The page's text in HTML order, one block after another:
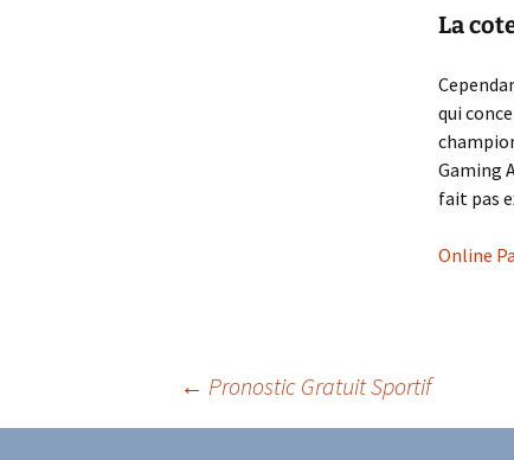
La
qui
Gaming
fait pas
Online
Navigation
← Pronostic Gratuit Sportif